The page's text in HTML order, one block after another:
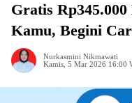
Gratis
Kamu, Begini
Nurkasmini Nikmawati
Kamis, 5 Mar 2026 16:00